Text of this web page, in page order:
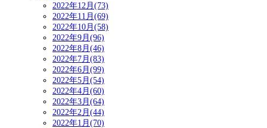
2022年12月(73)
2022年11月(69)
2022年10月(58)
2022年9月(96)
2022年8月(46)
2022年7月(83)
2022年6月(99)
2022年5月(54)
2022年4月(60)
2022年3月(64)
2022年2月(44)
2022年1月(70)